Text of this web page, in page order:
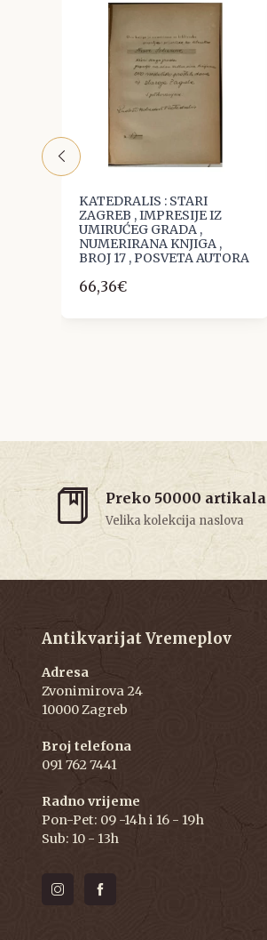
KATEDRALIS : STARI
ZAGREB , IMPRESIJE IZ
UMIRUĆEG GRADA ,
NUMERIRANA KNJIGA ,
BROJ 17 , POSVETA AUTORA
66,36€
Preko 50000 artikala
Velika kolekcija naslova
Antikvarijat Vremeplov
Adresa
Zvonimirova 24
10000 Zagreb
Broj telefona
091 762 7441
Radno vrijeme
Pon-Pet: 09 -14h i 16 - 19h
Sub: 10 - 13h